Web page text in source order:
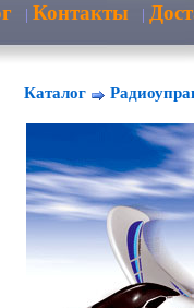
| Контакты |
Каталог